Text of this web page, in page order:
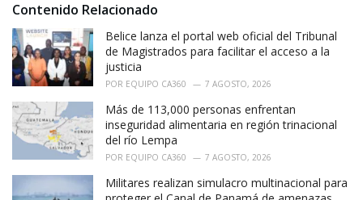
s
:
Contenido Relacionado
Belice lanza el portal web oficial del Tribunal
de Magistrados para facilitar el acceso a la
justicia
POR EQUIPO CA360 7 AGOSTO, 2026
Más de 113,000 personas enfrentan
inseguridad alimentaria en región trinacional
del río Lempa
POR EQUIPO CA360 7 AGOSTO, 2026
Militares realizan simulacro multinacional para